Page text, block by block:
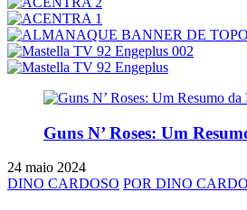
Guns N’ Roses: Um
24 maio 2024
DINO CARDOSO POR DINO